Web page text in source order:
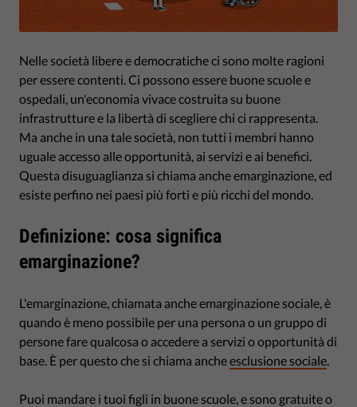
Nelle società libere e democratiche ci sono molte ragioni
per essere contenti. Ci possono essere buone scuole e
ospedali, un'economia vivace costruita su buone
infrastrutture e la libertà di scegliere chi ci rappresenta.
Ma anche in una tale società, non tutti i membri hanno
uguale accesso alle opportunità, ai servizi e ai benefici.
Questa disuguaglianza si chiama anche emarginazione, ed
esiste perfino nei paesi più forti e più ricchi del mondo.
Definizione: cosa significa
emarginazione?
L'emarginazione, chiamata anche emarginazione sociale, è
quando è meno possibile per una persona o un gruppo di
persone fare qualcosa o accedere a servizi o opportunità di
base. È per questo che si chiama ancheesclusione sociale
Puoi mandare i tuoi figli in buone scuole, e sono gratuite o